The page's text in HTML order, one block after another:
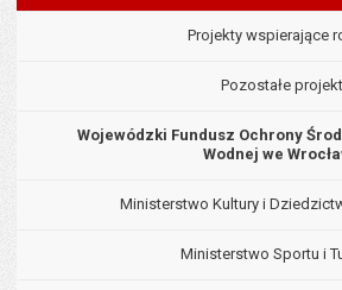
Projekty wspierające
Pozostałe
Wojewódzki Fundusz Ochrony
Wodnej we
Ministerstwo Kultury i
Ministerstwo Sportu i